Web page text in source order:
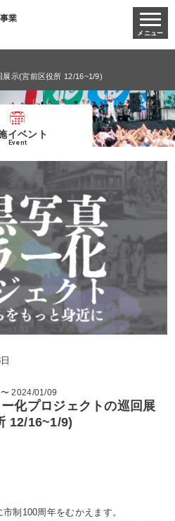
業
メニュー
示(宮前区役所 12/16~1/9)
イベント
Event
2024/01/09
化プロジェクトの巡回展
12/16~1/9)
制100周年をむかえます。